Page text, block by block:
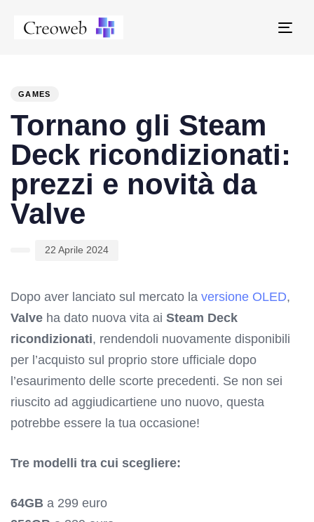
GAMES
Tornano gli Steam
Deck ricondizionati:
prezzi e novità da
Valve
22 Aprile 2024
Dopo aver lanciato sul mercato la versione OLED,
Valve ha dato nuova vita ai Steam Deck
ricondizionati, rendendoli nuovamente disponibili
per l’acquisto sul proprio store ufficiale dopo
l’esaurimento delle scorte precedenti. Se non sei
riuscito ad aggiudicartiene uno nuovo, questa
potrebbe essere la tua occasione!
Tre modelli tra cui scegliere:
64GB a 299 euro